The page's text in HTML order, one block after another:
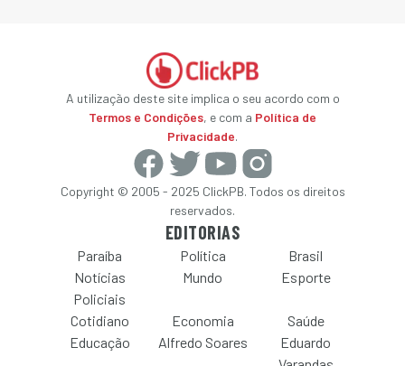
A utilização deste site implica o seu acordo com o
Termos e Condições, e com a Política de
Privacidade.
Copyright © 2005 - 2025 ClickPB. Todos os direitos
reservados.
EDITORIAS
Paraíba Política
Brasil
Notícias
Policiais
Mundo Esporte
Cotidiano Economia
Saúde
Educação
Alfredo Soares
Eduardo